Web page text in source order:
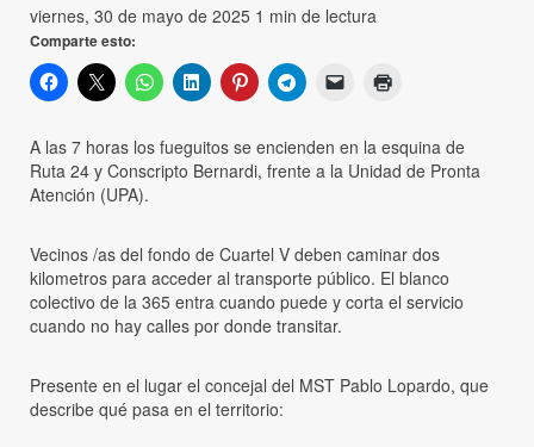
viernes, 30 de mayo de 2025 1 min de lectura
Comparte esto:
A las 7 horas los fueguitos se encienden en la esquina de
Ruta 24 y Conscripto Bernardi, frente a la Unidad de Pronta
Atención (UPA).
Vecinos /as del fondo de Cuartel V deben caminar dos
kilometros para acceder al transporte público. El blanco
colectivo de la 365 entra cuando puede y corta el servicio
cuando no hay calles por donde transitar.
Presente en el lugar el concejal del MST Pablo Lopardo, que
describe qué pasa en el territorio: